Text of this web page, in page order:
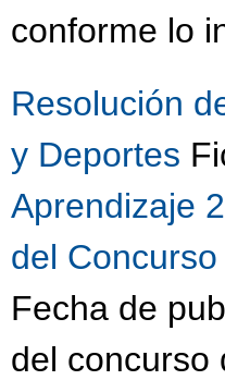
conforme lo
Resolución
y Deportes
Aprendizaje
del
Fecha de
del concurso